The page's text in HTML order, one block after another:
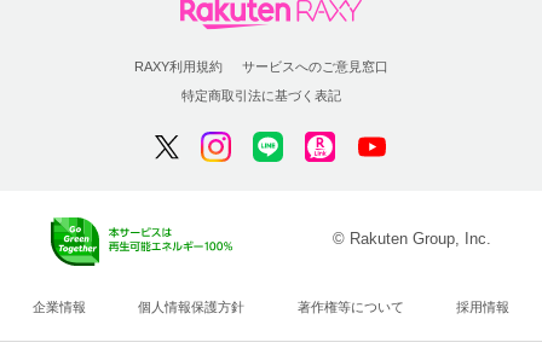
RAXY利用規約
サービスへのご意見窓口
特定商取引法に基づく表記
© Rakuten Group, Inc.
企業情報 個人情報保護方針 著作権等について 採用情報